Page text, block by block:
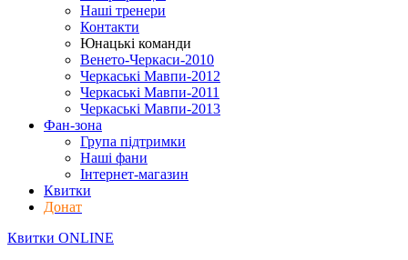
Наші тренери
Контакти
Юнацькі команди
Венето-Черкаси-2010
Черкаські Мавпи-2012
Черкаські Мавпи-2011
Черкаські Мавпи-2013
Фан-зона
Група підтримки
Наші фани
Інтернет-магазин
Квитки
Донат
Квитки ONLINE